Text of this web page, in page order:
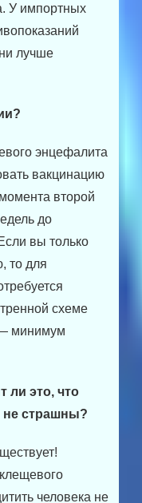
У импортных
лучше
энцефалита
вакцинацию
второй
до
вы только
то для
схеме
— минимум
ли это, что
не страшны?
человека не